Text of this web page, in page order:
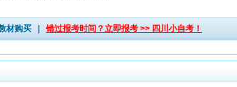
材购买 错过报考时间？立即报考 >> 四川小自考！